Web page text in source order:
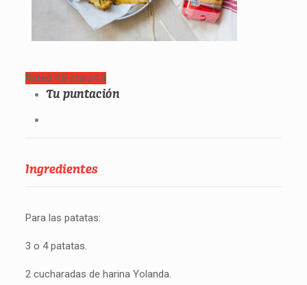
Rated 4.8 stars4.8
Tu puntación
Ingredientes
Para las patatas:
3 o 4 patatas.
2 cucharadas de harina Yolanda.